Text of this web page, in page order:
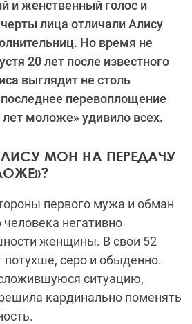
и женственный голос и
лица отличали Алису
Но время не
20 лет после известного
выглядит не столь
перевоплощение
моложе» удивило всех.
МОН НА ПЕРЕДАЧУ
первого мужа и обман
негативно
женщины. В свои 52
потухше, серо и обыденно.
ситуацию,
кардинально поменять